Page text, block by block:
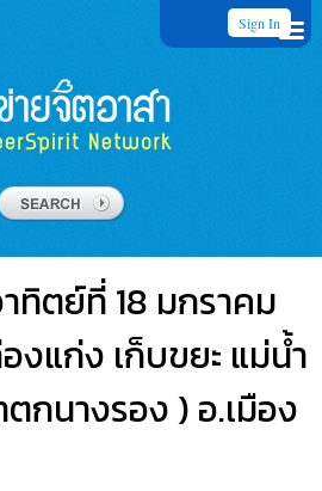
Sign In
ทิตย์ที่ 18 มกราคม
งแก่ง เก็บขยะ แม่น้ำ
กนางรอง ) อ.เมือง